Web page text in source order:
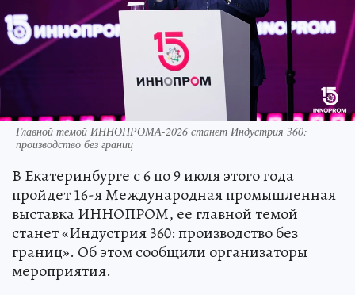
Главной темой ИННОПРОМА-2026 станет Индустрия 360:
производство без границ
В Екатеринбурге с 6 по 9 июля этого года
пройдет 16-я Международная промышленная
выставка ИННОПРОМ, ее главной темой
станет «Индустрия 360: производство без
границ». Об этом сообщили организаторы
мероприятия.